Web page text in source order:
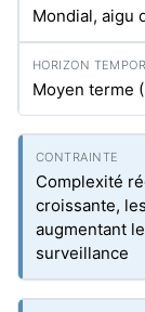
Mondial, aigu
Moyen terme
Complexité
croissante,
augmentant
surveillance